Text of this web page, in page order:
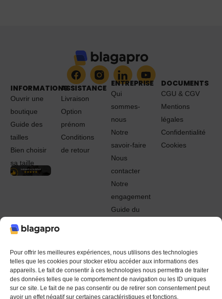
Pour offrir les meilleures expériences, nous utilisons des technologies
telles que les cookies pour stocker et/ou accéder aux informations des
appareils. Le fait de consentir à ces technologies nous permettra de traiter
des données telles que le comportement de navigation ou les ID uniques
sur ce site. Le fait de ne pas consentir ou de retirer son consentement peut
avoir un effet négatif sur certaines caractéristiques et fonctions.
INFORMATIONS
Ouvrir une
boutique
Guide des
tailles
Bien choisir
sa taille
ASSISTANCE
Livraison
Option
prénom
Conditions
de retour
ENTREPRISE
Qui
sommes-
nous
Notre
savoir-faire
Nous
contacter
Notre
engagement
Guide du
DOCUMENTS
CGU & CGV
Mentions
légales
Confidentialité
Cookies
© 2022 - 2024 Blagapro. Tous droits réservés. Textiles
personnalisés à Orléans